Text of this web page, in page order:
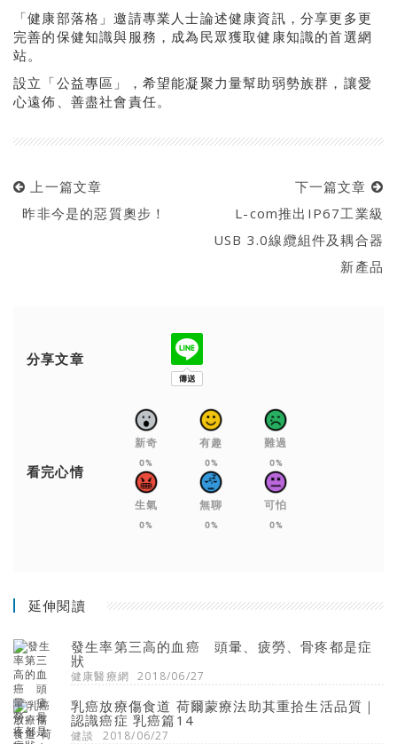
「健康部落格」邀請專業人士論述健康資訊，分享更多更
完善的保健知識與服務，成為民眾獲取健康知識的首選網
站。
設立「公益專區」，希望能凝聚力量幫助弱勢族群，讓愛
心遠佈、善盡社會責任。
上一篇文章
昨非今是的惡質奧步！
下一篇文章
L-com推出IP67工業級
USB 3.0線纜組件及耦合器
新產品
分享文章
看完心情
新奇
0%
有趣
0%
難過
0%
生氣
0%
無聊
0%
可怕
0%
延伸閱讀
發生率第三高的血癌 頭暈、疲勞、骨疼都是症
狀
健康醫療網 2018/06/27
乳癌放療傷食道 荷爾蒙療法助其重拾生活品質｜
認識癌症 乳癌篇14
健談 2018/06/27